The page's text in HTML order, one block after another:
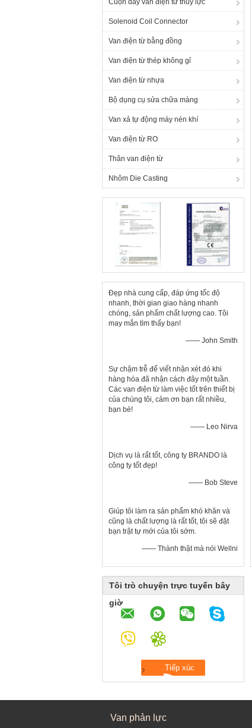
Cuộn dây van điện từ thủy lực
Solenoid Coil Connector
Van điện từ bằng đồng
Van điện từ thép không gỉ
Van điện từ nhựa
Bộ dụng cụ sửa chữa màng
Van xả tự động máy nén khí
Van điện từ RO
Thân van điện từ
Nhôm Die Casting
Đẹp nhà cung cấp, đáp ứng tốc độ
nhanh, thời gian giao hàng nhanh
chóng, sản phẩm chất lượng cao. Tôi
may mắn tìm thấy bạn!
—— John Smith
Sự chậm trễ để viết nhận xét đó khi
hàng hóa đã nhận cách đây một tuần.
Các van điện từ làm việc tốt trên thiết bị
của chúng tôi, cảm ơn bạn rất nhiều,
bạn bè!
—— Leo Nirva
Dịch vụ là rất tốt, công ty BRANDO là
công ty tốt đẹp!
—— Bob Steve
Giúp tôi làm ra sản phẩm khó khăn và
cũng là chất lượng là rất tốt, tôi sẽ đặt
bạn trật tự mới của tôi sớm.
—— Thành thật mà nói Wellni
Tôi trò chuyện trực tuyến bây
giờ
Van phản lực